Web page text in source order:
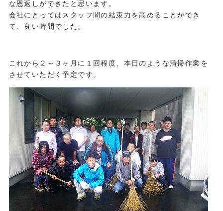
な恩返しができたと思います。
会社にとってはスタッフ間の結束力を高めることができ
て、良い時間でした。
これから２～３ヶ月に１回程度、本日のような清掃作業を
させていただく予定です。